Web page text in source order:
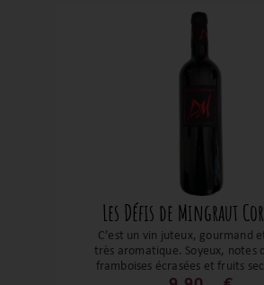
Les Défis de Mingraut
C’est un vin juteux, gourmand
très aromatique. Soyeux, notes
framboises écrasées et fruits
Bouche ample et légèrement